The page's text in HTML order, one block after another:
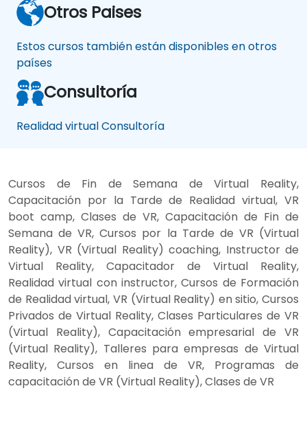
Otros Paises
Estos cursos también están disponibles en otros
países
Consultoría
Realidad virtual Consultoría
Cursos de Fin de Semana de Virtual Reality,
Capacitación por la Tarde de Realidad virtual, VR
boot camp, Clases de VR, Capacitación de Fin de
Semana de VR, Cursos por la Tarde de VR (Virtual
Reality), VR (Virtual Reality) coaching, Instructor de
Virtual Reality, Capacitador de Virtual Reality,
Realidad virtual con instructor, Cursos de Formación
de Realidad virtual, VR (Virtual Reality) en sitio, Cursos
Privados de Virtual Reality, Clases Particulares de VR
(Virtual Reality), Capacitación empresarial de VR
(Virtual Reality), Talleres para empresas de Virtual
Reality, Cursos en linea de VR, Programas de
capacitación de VR (Virtual Reality), Clases de VR